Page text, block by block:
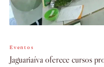
Eventos
Jaguariaíva oferece cursos